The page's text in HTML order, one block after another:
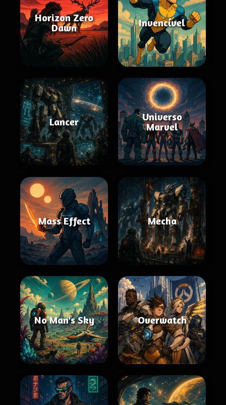
Horizon Zero
Dawn
Invencível
Lancer
Universo
Marvel
Mass Effect Mecha
No Man's Sky Overwatch